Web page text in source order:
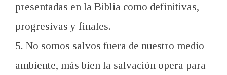
presentadas en la Biblia como definitivas,
progresivas y finales.
5. No somos salvos fuera de nuestro medio
ambiente, más bien la salvación opera para